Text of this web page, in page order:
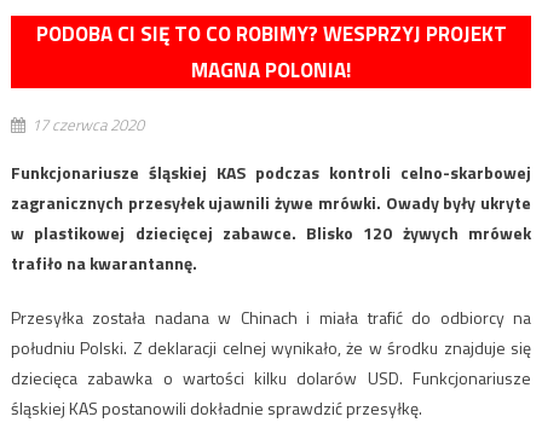
PODOBA CI SIĘ TO CO ROBIMY? WESPRZYJ PROJEKT
MAGNA POLONIA!
17 czerwca 2020
Funkcjonariusze śląskiej KAS podczas kontroli celno-skarbowej
zagranicznych przesyłek ujawnili żywe mrówki. Owady były ukryte
w plastikowej dziecięcej zabawce. Blisko 120 żywych mrówek
trafiło na kwarantannę.
Przesyłka została nadana w Chinach i miała trafić do odbiorcy na
południu Polski. Z deklaracji celnej wynikało, że w środku znajduje się
dziecięca zabawka o wartości kilku dolarów USD. Funkcjonariusze
śląskiej KAS postanowili dokładnie sprawdzić przesyłkę.